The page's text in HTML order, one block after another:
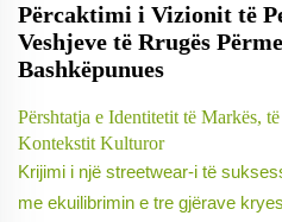
Përcaktimi i Vizionit të
Veshjeve të Rrugës
Bashkëpunues
Përshtatja e Identitetit të Markës,
Kontekstit Kulturor
Krijimi i një streetwear-i të
me ekuilibrimin e tre gjërave